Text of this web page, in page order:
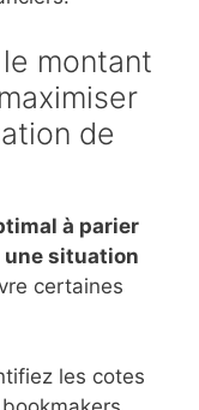
montant
de
à parier
situation
certaines
les cotes